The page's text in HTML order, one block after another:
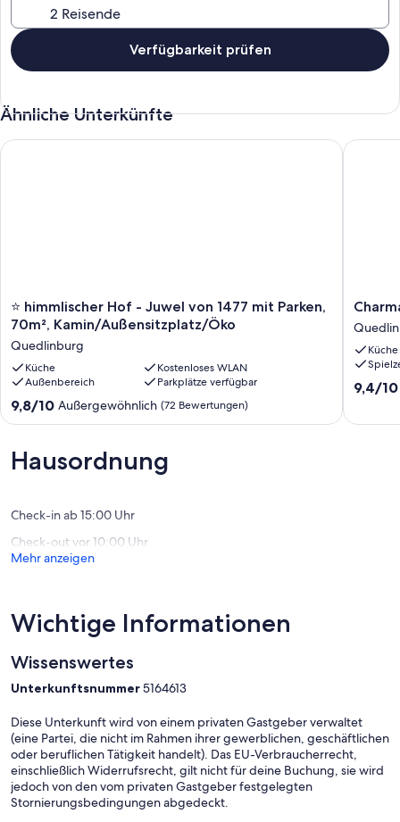
Verfügbarkeit prüfen
Ähnliche Unterkünfte
⭐️
himmlischer
-
Juwel
von
1477
mit
70m²,
Kamin/Außensitzplatz/
⭐️ himmlischer Hof - Juwel von 1477 mit Parken,
70m², Kamin/Außensitzplatz/Öko
Quedlinburg
Küche
Kostenloses WLAN
Außenbereich
Parkplätze verfügbar
9.8
Außergewöhnlich,
(72
9,8/10 Außergewöhnlich (72 Bewertungen)
⭐️ himmlischer Hof - Juwel von 1477 mit Parken, 70m²,
in
Küche
9.4
9,4/10
Hausordnung
Check-in ab 15:00 Uhr
Check-out vor 10:00 Uhr
Mehr anzeigen
Wichtige Informationen
Wissenswertes
Unterkunftsnummer5164613
Diese Unterkunft wird von einem privaten Gastgeber verwaltet
(eine Partei, die nicht im Rahmen ihrer gewerblichen, geschäftlichen
oder beruflichen Tätigkeit handelt). Das EU-Verbraucherrecht,
einschließlich Widerrufsrecht, gilt nicht für deine Buchung, sie wird
jedoch von den vom privaten Gastgeber festgelegten
Stornierungsbedingungen abgedeckt.